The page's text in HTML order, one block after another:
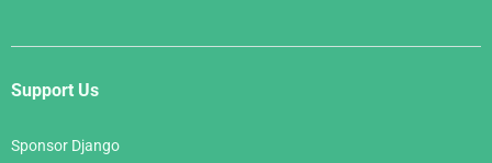
Support Us
Sponsor Django